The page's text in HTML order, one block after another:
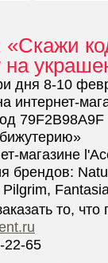
«Скажи
на
дня 8-10
интернет-
79F2B98A9F
магазине
брендов:
Pilgrim,
то,
22-65